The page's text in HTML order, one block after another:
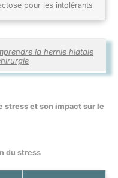
pour les intolérants
la hernie hiatale
du stress
stress et son impact sur le